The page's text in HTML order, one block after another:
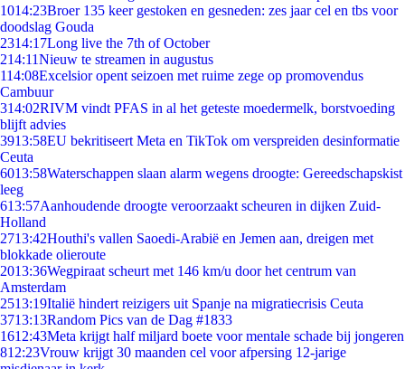
1014:23Broer 135 keer gestoken en gesneden: zes jaar cel en tbs voor
doodslag Gouda
2314:17Long live the 7th of October
214:11Nieuw te streamen in augustus
114:08Excelsior opent seizoen met ruime zege op promovendus
Cambuur
314:02RIVM vindt PFAS in al het geteste moedermelk, borstvoeding
blijft advies
3913:58EU bekritiseert Meta en TikTok om verspreiden desinformatie
Ceuta
6013:58Waterschappen slaan alarm wegens droogte: Gereedschapskist
leeg
613:57Aanhoudende droogte veroorzaakt scheuren in dijken Zuid-
Holland
2713:42Houthi's vallen Saoedi-Arabië en Jemen aan, dreigen met
blokkade olieroute
2013:36Wegpiraat scheurt met 146 km/u door het centrum van
Amsterdam
2513:19Italië hindert reizigers uit Spanje na migratiecrisis Ceuta
3713:13Random Pics van de Dag #1833
1612:43Meta krijgt half miljard boete voor mentale schade bij jongeren
812:23Vrouw krijgt 30 maanden cel voor afpersing 12-jarige